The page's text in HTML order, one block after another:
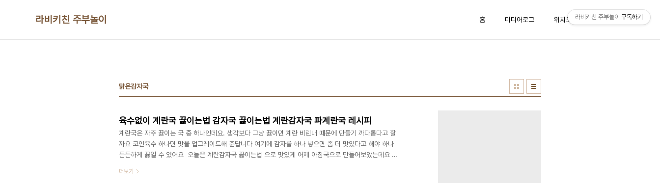
라비키친 주부놀이 홈 미디어로그 위치로그 방명록
맑은감자국
육수없이 계란국 끓이는법 감자국 끓이는법 계란감자국 파계란국 레시피
계란국은 자주 끓이는 국 중 하나인데요. 생각보다 그냥 끓이면 계란 비린내 때문에 만들기 까다롭다고 할
까요 코인육수 하나면 맛을 업그레이드해 준답니다 여기에 감자를 하나 넣으면 좀 더 맛있다고 해야 하나
든든하게 끓일 수 있어요 ​ 오늘은 계란감자국 끓이는법 으로 맛있게 어제 아침국으로 만들어보았는데요 쉽
추 약간, 소금약간, 코인육수, 물1.2리터 ​ 우선 가장 먼저 물 끓이는데요 여기에 코인육수 1개를 넣었어요
더보기
라비키친 주부놀이 구독하기